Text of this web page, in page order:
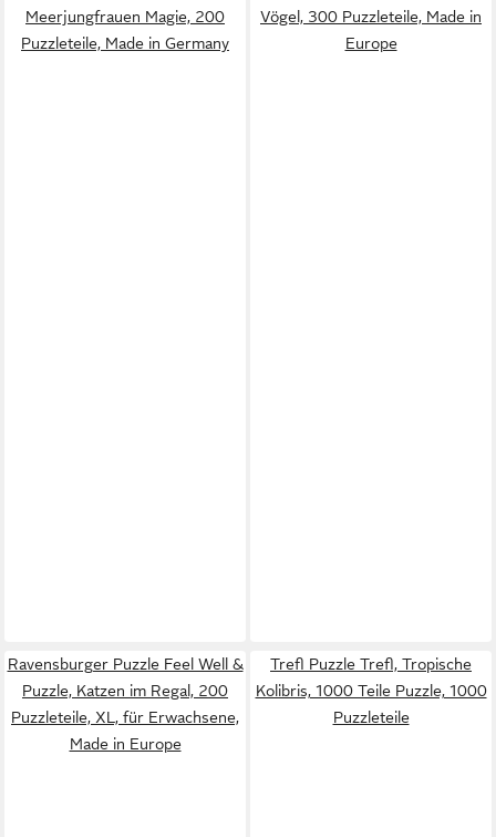
Meerjungfrauen Magie, 200
Puzzleteile, Made in Germany
Vögel, 300 Puzzleteile, Made in
Europe
Ravensburger Puzzle Feel Well &
Puzzle, Katzen im Regal, 200
Puzzleteile, XL, für Erwachsene,
Made in Europe
Trefl Puzzle Trefl, Tropische
Kolibris, 1000 Teile Puzzle, 1000
Puzzleteile